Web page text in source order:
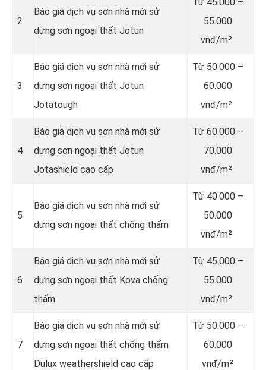
2
Báo giá dịch vụ sơn nhà mới sử
dựng sơn ngoại thất Jotun
55.000
vnđ/m²
3
Báo giá dịch vụ sơn nhà mới sử
dựng sơn ngoại thất Jotun
Jotatough
Từ 50.000 –
60.000
vnđ/m²
4
Báo giá dịch vụ sơn nhà mới sử
dựng sơn ngoại thất Jotun
Jotashield cao cấp
Từ 60.000 –
70.000
vnđ/m²
5
Báo giá dịch vụ sơn nhà mới sử
dựng sơn ngoại thất chống thấm
Từ 40.000 –
50.000
vnđ/m²
6
Báo giá dịch vụ sơn nhà mới sử
dựng sơn ngoại thất Kova chống
thấm
Từ 45.000 –
55.000
vnđ/m²
7
Báo giá dịch vụ sơn nhà mới sử
dựng sơn ngoại thất chống thấm
Dulux weathershield cao cấp
Từ 50.000 –
60.000
vnđ/m²